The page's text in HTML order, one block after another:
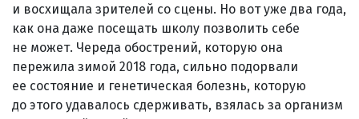
и восхищала зрителей со сцены. Но вот уже два года,
как она даже посещать школу позволить себе
не может. Череда обострений, которую она
пережила зимой 2018 года, сильно подорвали
ее состояние и генетическая болезнь, которую
до этого удавалось сдерживать, взялась за организм